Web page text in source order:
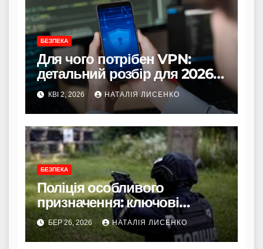
БЕЗПЕКА
Для чого потрібен VPN:
детальний розбір для 2026
року
КВІ 2, 2026 НАТАЛІЯ ЛИСЕНКО
БЕЗПЕКА
Поліція особливого
призначення: ключові
завдання та щоденна
боротьба за порядок
БЕР 26, 2026 НАТАЛІЯ ЛИСЕНКО